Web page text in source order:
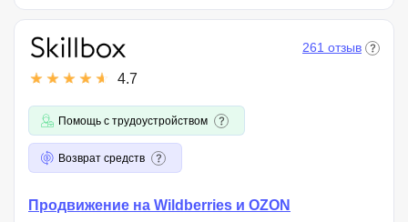
4.7
261 отзыв
Помощь с трудоустройством
Возврат средств
Продвижение на Wildberries и OZON